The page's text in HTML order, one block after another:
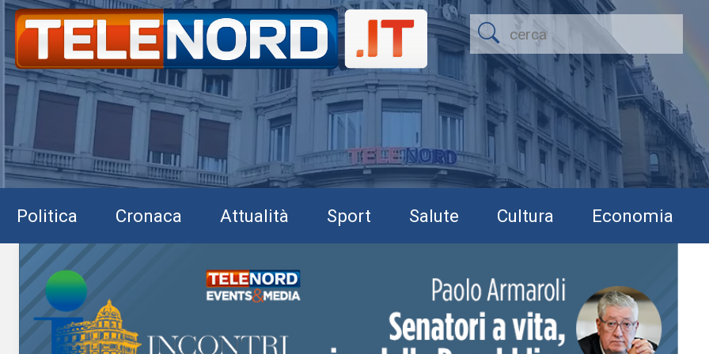
Politica Cronaca Attualità Sport Salute Cultura Economia